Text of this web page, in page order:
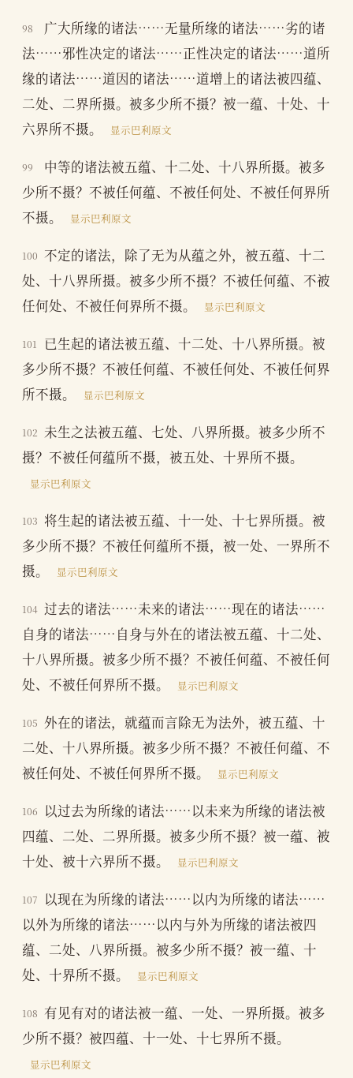
98
广大所缘的诸法……无量所缘的诸法……劣的诸
法……邪性决定的诸法……正性决定的诸法……道所
缘的诸法……道因的诸法……道增上的诸法被四蕴、
二处、二界所摄。被多少所不摄？被一蕴、十处、十
六界所不摄。
显示巴利原文
99
中等的诸法被五蕴、十二处、十八界所摄。被多
少所不摄？不被任何蕴、不被任何处、不被任何界所
不摄。
显示巴利原文
100 不定的诸法，除了无为从蕴之外，被五蕴、十二
处、十八界所摄。被多少所不摄？不被任何蕴、不被
任何处、不被任何界所不摄。
显示巴利原文
101
已生起的诸法被五蕴、十二处、十八界所摄。被
多少所不摄？不被任何蕴、不被任何处、不被任何界
所不摄。
显示巴利原文
102 未生之法被五蕴、七处、八界所摄。被多少所不
摄？不被任何蕴所不摄，被五处、十界所不摄。
显示巴利原文
103 将生起的诸法被五蕴、十一处、十七界所摄。被
多少所不摄？不被任何蕴所不摄，被一处、一界所不
摄。
显示巴利原文
104 过去的诸法……未来的诸法……现在的诸法……
自身的诸法……自身与外在的诸法被五蕴、十二处、
十八界所摄。被多少所不摄？不被任何蕴、不被任何
处、不被任何界所不摄。
显示巴利原文
105 外在的诸法，就蕴而言除无为法外，被五蕴、十
二处、十八界所摄。被多少所不摄？不被任何蕴、不
被任何处、不被任何界所不摄。
显示巴利原文
106
以过去为所缘的诸法……以未来为所缘的诸法被
四蕴、二处、二界所摄。被多少所不摄？被一蕴、被
十处、被十六界所不摄。
显示巴利原文
107
以现在为所缘的诸法……以内为所缘的诸法……
以外为所缘的诸法……以内与外为所缘的诸法被四
蕴、二处、八界所摄。被多少所不摄？被一蕴、十
处、十界所不摄。
显示巴利原文
108 有见有对的诸法被一蕴、一处、一界所摄。被多
少所不摄？被四蕴、十一处、十七界所不摄。
显示巴利原文